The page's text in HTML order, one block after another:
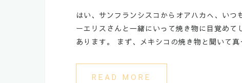
はい、サンフランシスコからオアハカへ、い
ーエリスさんと一緒にいって焼き物に目覚め
あります。 まず、メキシコの焼き物と聞いて
READ MORE